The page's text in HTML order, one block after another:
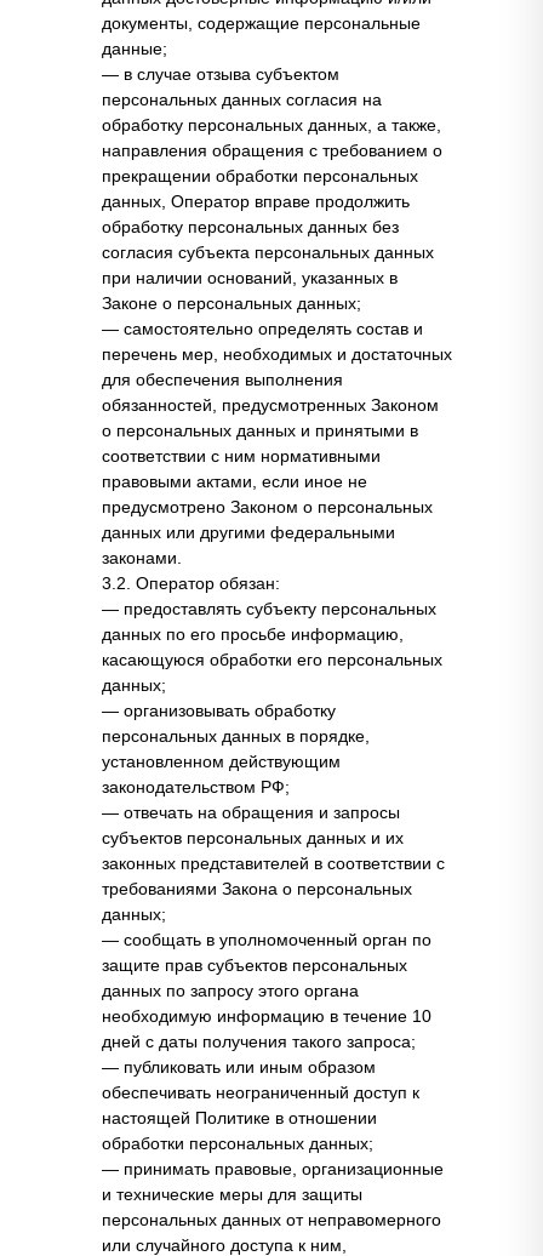
документы, содержащие персональные
данные;
— в случае отзыва субъектом
персональных данных согласия на
обработку персональных данных, а также,
направления обращения с требованием о
прекращении обработки персональных
данных, Оператор вправе продолжить
обработку персональных данных без
согласия субъекта персональных данных
при наличии оснований, указанных в
Законе о персональных данных;
— самостоятельно определять состав и
перечень мер, необходимых и достаточных
для обеспечения выполнения
обязанностей, предусмотренных Законом
о персональных данных и принятыми в
соответствии с ним нормативными
правовыми актами, если иное не
предусмотрено Законом о персональных
данных или другими федеральными
законами.
3.2. Оператор обязан:
— предоставлять субъекту персональных
данных по его просьбе информацию,
касающуюся обработки его персональных
данных;
— организовывать обработку
персональных данных в порядке,
установленном действующим
законодательством РФ;
— отвечать на обращения и запросы
субъектов персональных данных и их
законных представителей в соответствии с
требованиями Закона о персональных
данных;
— сообщать в уполномоченный орган по
защите прав субъектов персональных
данных по запросу этого органа
необходимую информацию в течение 10
дней с даты получения такого запроса;
— публиковать или иным образом
обеспечивать неограниченный доступ к
настоящей Политике в отношении
обработки персональных данных;
— принимать правовые, организационные
и технические меры для защиты
персональных данных от неправомерного
или случайного доступа к ним,